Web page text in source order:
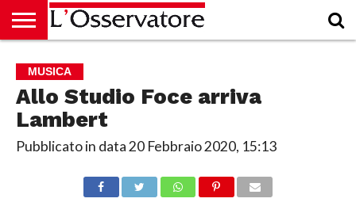
CULTURA
ECONOMIA
RUBRICHE
ARCHIVIO
PODCAST
ABBONAMENTO
CHI
SIAMO
ACCEDI
MUSICA
Allo Studio Foce arriva
Lambert
Pubblicato in data20 Febbraio 2020, 15:13